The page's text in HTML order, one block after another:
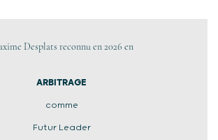
Desplats reconnu en 2026 en
ARBITRAGE
comme
Futur Leader